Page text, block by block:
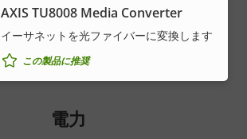
AXIS TU8008 Media Converter
イーサネットを光ファイバーに変換します
この製品に推奨
電力